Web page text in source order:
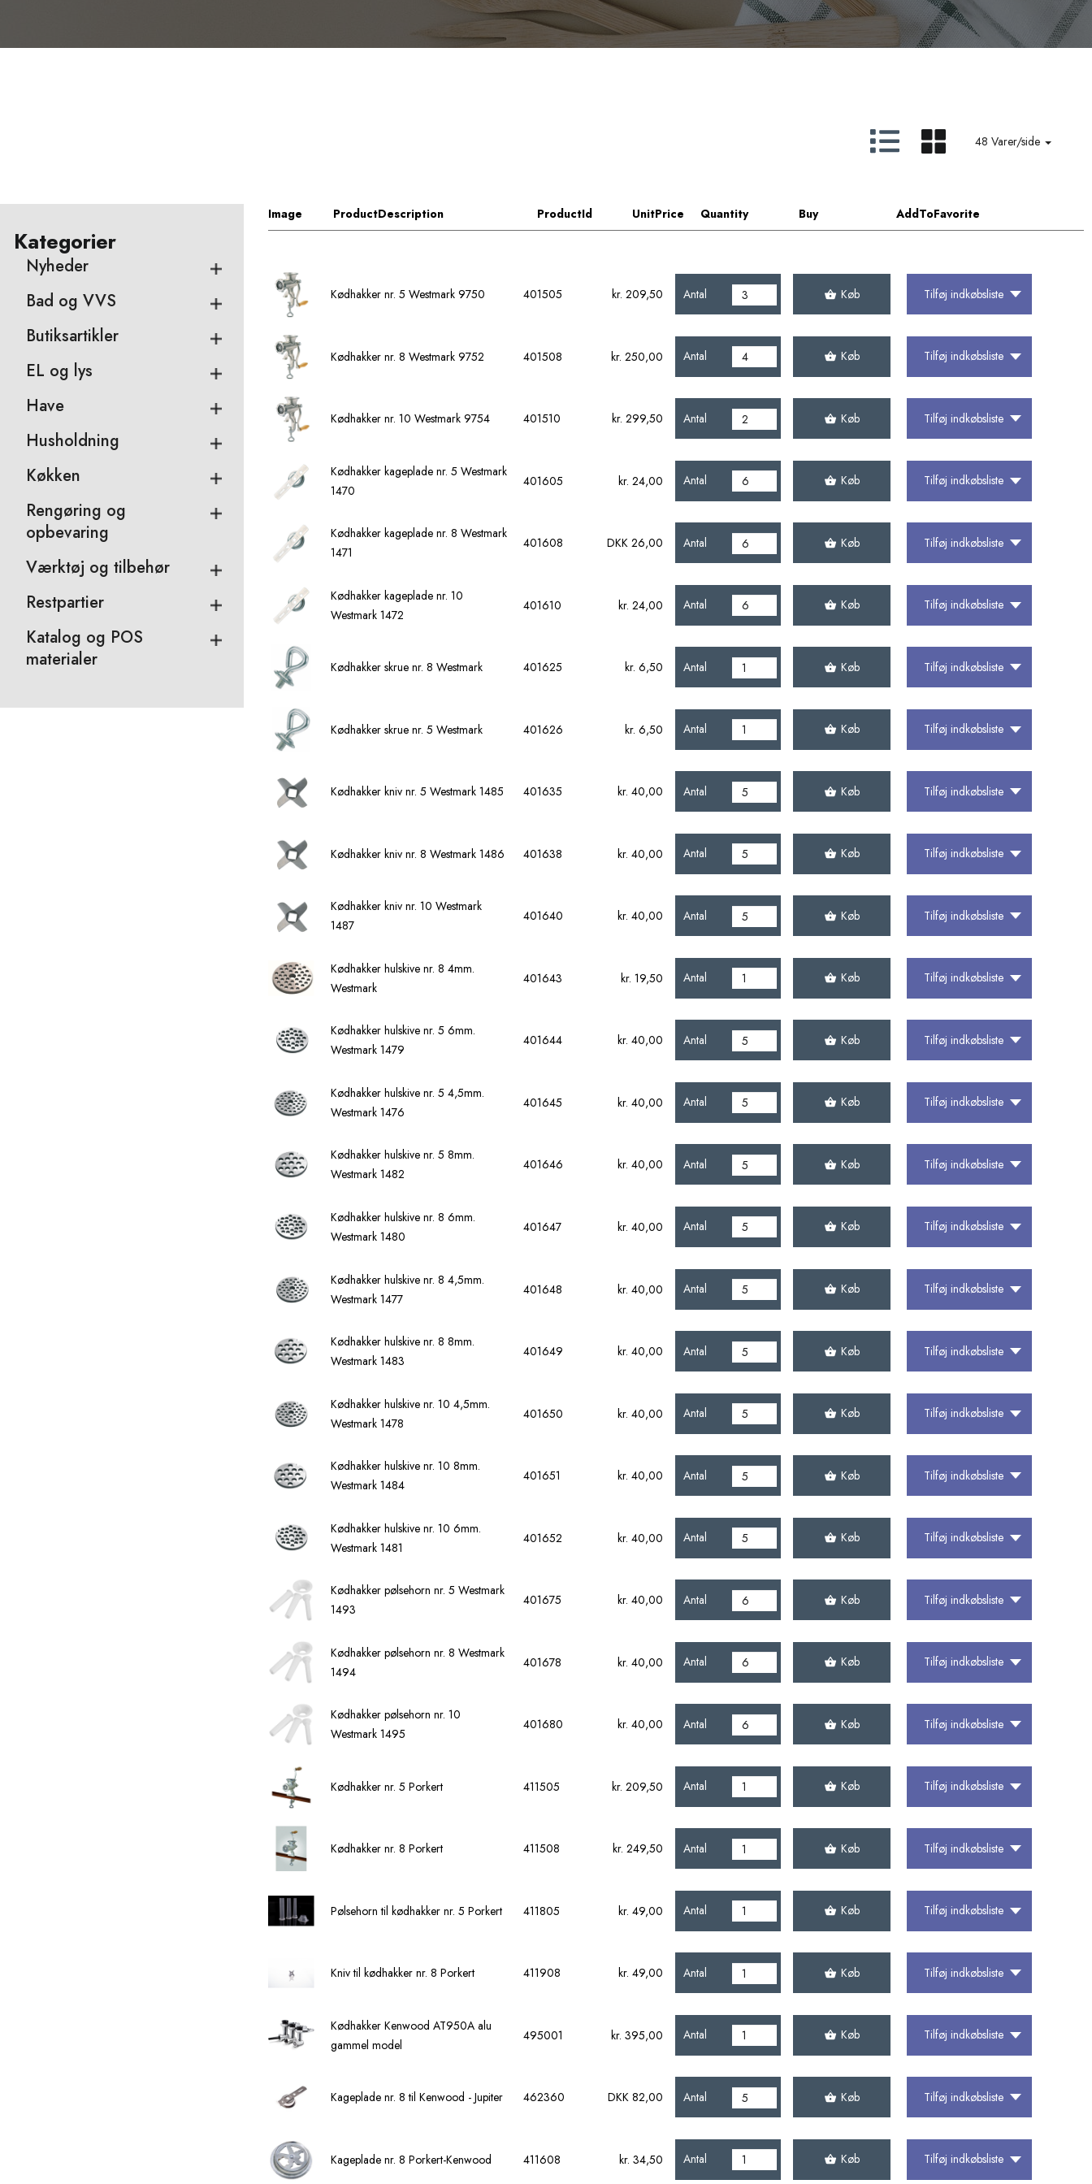
48 Varer/side
Kategorier
Nyheder
Bad og VVS
Butiksartikler
EL og lys
Have
Husholdning
Køkken
Rengøring og
opbevaring
Værktøj og tilbehør
Restpartier
Katalog og POS
materialer
Image ProductDescription ProductId UnitPrice Quantity Buy AddToFavorite
Kødhakker nr. 5 Westmark 9750 401505 kr. 209,50 Antal Køb Tilføj indkøbsliste
Kødhakker nr. 8 Westmark 9752 401508 kr. 250,00 Antal Køb Tilføj indkøbsliste
Kødhakker nr. 10 Westmark 9754 401510 kr. 299,50 Antal Køb Tilføj indkøbsliste
Kødhakker kageplade nr. 5 Westmark
1470
401605 kr. 24,00 Antal Køb Tilføj indkøbsliste
Kødhakker kageplade nr. 8 Westmark
1471
401608 DKK 26,00 Antal Køb Tilføj indkøbsliste
Kødhakker kageplade nr. 10
Westmark 1472
401610 kr. 24,00 Antal Køb Tilføj indkøbsliste
Kødhakker skrue nr. 8 Westmark 401625 kr. 6,50 Antal Køb Tilføj indkøbsliste
Kødhakker skrue nr. 5 Westmark 401626 kr. 6,50 Antal Køb Tilføj indkøbsliste
Kødhakker kniv nr. 5 Westmark 1485 401635 kr. 40,00 Antal Køb Tilføj indkøbsliste
Kødhakker kniv nr. 8 Westmark 1486 401638 kr. 40,00 Antal Køb Tilføj indkøbsliste
Kødhakker kniv nr. 10 Westmark
1487
401640 kr. 40,00 Antal Køb Tilføj indkøbsliste
Kødhakker hulskive nr. 8 4mm.
Westmark
401643 kr. 19,50 Antal Køb Tilføj indkøbsliste
Kødhakker hulskive nr. 5 6mm.
Westmark 1479
401644 kr. 40,00 Antal Køb Tilføj indkøbsliste
Kødhakker hulskive nr. 5 4,5mm.
Westmark 1476
401645 kr. 40,00 Antal Køb Tilføj indkøbsliste
Kødhakker hulskive nr. 5 8mm.
Westmark 1482
401646 kr. 40,00 Antal Køb Tilføj indkøbsliste
Kødhakker hulskive nr. 8 6mm.
Westmark 1480
401647 kr. 40,00 Antal Køb Tilføj indkøbsliste
Kødhakker hulskive nr. 8 4,5mm.
Westmark 1477
401648 kr. 40,00 Antal Køb Tilføj indkøbsliste
Kødhakker hulskive nr. 8 8mm.
Westmark 1483
401649 kr. 40,00 Antal Køb Tilføj indkøbsliste
Kødhakker hulskive nr. 10 4,5mm.
Westmark 1478
401650 kr. 40,00 Antal Køb Tilføj indkøbsliste
Kødhakker hulskive nr. 10 8mm.
Westmark 1484
401651 kr. 40,00 Antal Køb Tilføj indkøbsliste
Kødhakker hulskive nr. 10 6mm.
Westmark 1481
401652 kr. 40,00 Antal Køb Tilføj indkøbsliste
Kødhakker pølsehorn nr. 5 Westmark
1493
401675 kr. 40,00 Antal Køb Tilføj indkøbsliste
Kødhakker pølsehorn nr. 8 Westmark
1494
401678 kr. 40,00 Antal Køb Tilføj indkøbsliste
Kødhakker pølsehorn nr. 10
Westmark 1495
401680 kr. 40,00 Antal Køb Tilføj indkøbsliste
Kødhakker nr. 5 Porkert 411505 kr. 209,50 Antal Køb Tilføj indkøbsliste
Kødhakker nr. 8 Porkert 411508 kr. 249,50 Antal Køb Tilføj indkøbsliste
Pølsehorn til kødhakker nr. 5 Porkert 411805 kr. 49,00 Antal Køb Tilføj indkøbsliste
Kniv til kødhakker nr. 8 Porkert 411908 kr. 49,00 Antal Køb Tilføj indkøbsliste
Kødhakker Kenwood AT950A alu
gammel model
495001 kr. 395,00 Antal Køb Tilføj indkøbsliste
Kageplade nr. 8 til Kenwood - Jupiter 462360 DKK 82,00 Antal Køb Tilføj indkøbsliste
Kageplade nr. 8 Porkert-Kenwood 411608 kr. 34,50 Antal Køb Tilføj indkøbsliste